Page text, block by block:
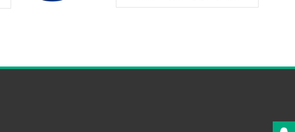
滑性优异，在工业金属表面处理剂中发